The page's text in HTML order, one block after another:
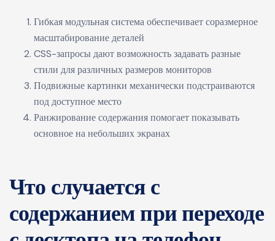
Гибкая модульная система обеспечивает соразмерное
масштабирование деталей
CSS-запросы дают возможность задавать разные
стили для различных размеров мониторов
Подвижные картинки механически подстраиваются
под доступное место
Ранжирование содержания помогает показывать
основное на небольших экранах
Что случается с
содержанием при переходе